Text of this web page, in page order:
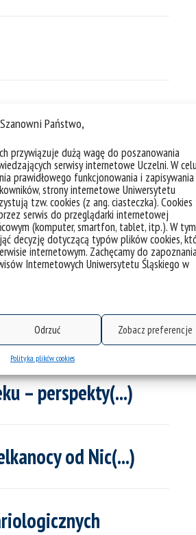
Szanowni Państwo,
przywiązuje dużą wagę do poszanowania
serwisy internetowe Uczelni. W
prawidłowego funkcjonowania i zapisywania
strony internetowe Uniwersytetu
tzw. cookies (z ang. ciasteczka).
serwis do przeglądarki internetowej
(komputer, smartfon, tablet, itp.). W tym
decyzję dotyczącą typów plików cookies,
internetowym. Zachęcamy do
Internetowych Uniwersytetu Śląskiego w
Odrzuć Zobacz preferencje
Polityka plików cookies
solida(...)
chrześcija(...)
a teologia
– perspekty(...)
od Nic(...)